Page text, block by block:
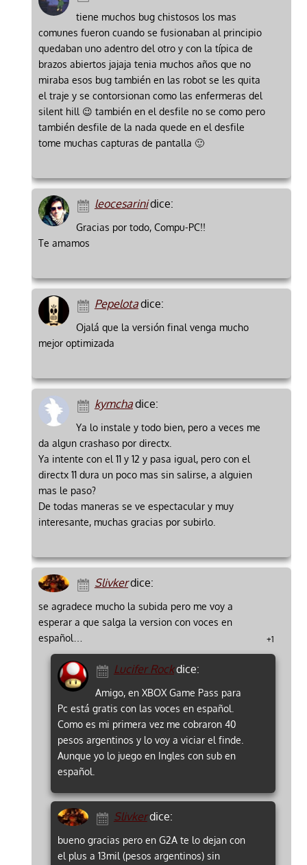
tiene muchos bug chistosos los mas
comunes fueron cuando se fusionaban al principio
quedaban uno adentro del otro y con la típica de
brazos abiertos jajaja tenia muchos años que no
miraba esos bug también en las robot se les quita
el traje y se contorsionan como las enfermeras del
silent hill 😉 también en el desfile no se como pero
también desfile de la nada quede en el desfile
tome muchas capturas de pantalla 🙂
leocesarinidice:
Gracias por todo, Compu-PC!!
Te amamos
Pepelotadice:
Ojalá que la versión final venga mucho
mejor optimizada
kymchadice:
Ya lo instale y todo bien, pero a veces me
da algun crashaso por directx.
Ya intente con el 11 y 12 y pasa igual, pero con el
directx 11 dura un poco mas sin salirse, a alguien
mas le paso?
De todas maneras se ve espectacular y muy
interesante, muchas gracias por subirlo.
Slivkerdice:
se agradece mucho la subida pero me voy a
esperar a que salga la version con voces en
español…
+1
Lucifer Rockdice:
Amigo, en XBOX Game Pass para
Pc está gratis con las voces en español.
Como es mi primera vez me cobraron 40
pesos argentinos y lo voy a viciar el finde.
Aunque yo lo juego en Ingles con sub en
español.
Slivkerdice:
bueno gracias pero en G2A te lo dejan con
el plus a 13mil (pesos argentinos) sin